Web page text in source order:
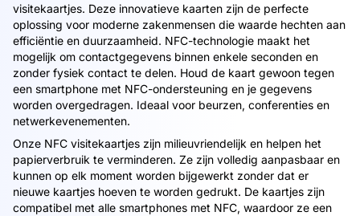
visitekaartjes. Deze innovatieve kaarten zijn de perfecte
oplossing voor moderne zakenmensen die waarde hechten aan
efficiëntie en duurzaamheid. NFC-technologie maakt het
mogelijk om contactgegevens binnen enkele seconden en
zonder fysiek contact te delen. Houd de kaart gewoon tegen
een smartphone met NFC-ondersteuning en je gegevens
worden overgedragen. Ideaal voor beurzen, conferenties en
netwerkevenementen.
Onze NFC visitekaartjes zijn milieuvriendelijk en helpen het
papierverbruik te verminderen. Ze zijn volledig aanpasbaar en
kunnen op elk moment worden bijgewerkt zonder dat er
nieuwe kaartjes hoeven te worden gedrukt. De kaartjes zijn
compatibel met alle smartphones met NFC, waardoor ze een